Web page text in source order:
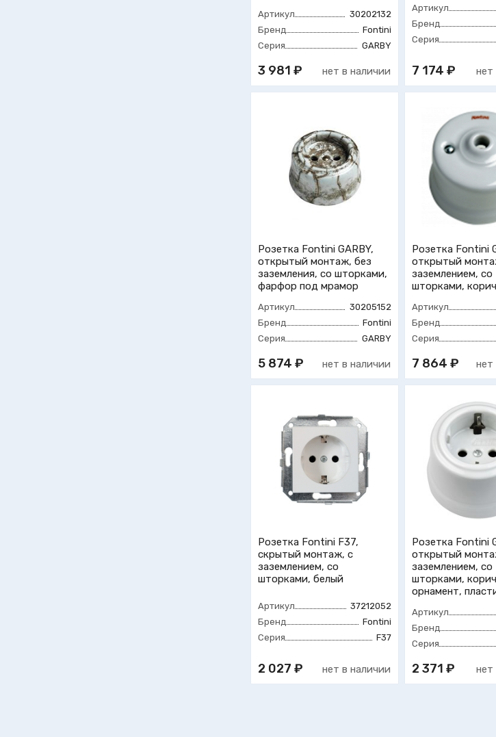
Артикул
30202132
Бренд
Fontini
Серия
GARBY
3 981 ₽ нет в наличии
Артикул
Бренд
Серия
7 174 ₽ нет
Розетка Fontini GARBY,
открытый монтаж, без
заземления, со шторками,
фарфор под мрамор
Артикул
30205152
Бренд
Fontini
Серия
GARBY
5 874 ₽ нет в наличии
Розетка Fontini
открытый
заземлением, со
шторками,
Артикул
Бренд
Серия
7 864 ₽ нет
Розетка Fontini F37,
скрытый монтаж, с
заземлением, со
шторками, белый
Артикул
37212052
Бренд
Fontini
Серия
F37
2 027 ₽ нет в наличии
Розетка Fontini
открытый
заземлением, со
шторками,
орнамент,
Артикул
Бренд
Серия
2 371 ₽ нет